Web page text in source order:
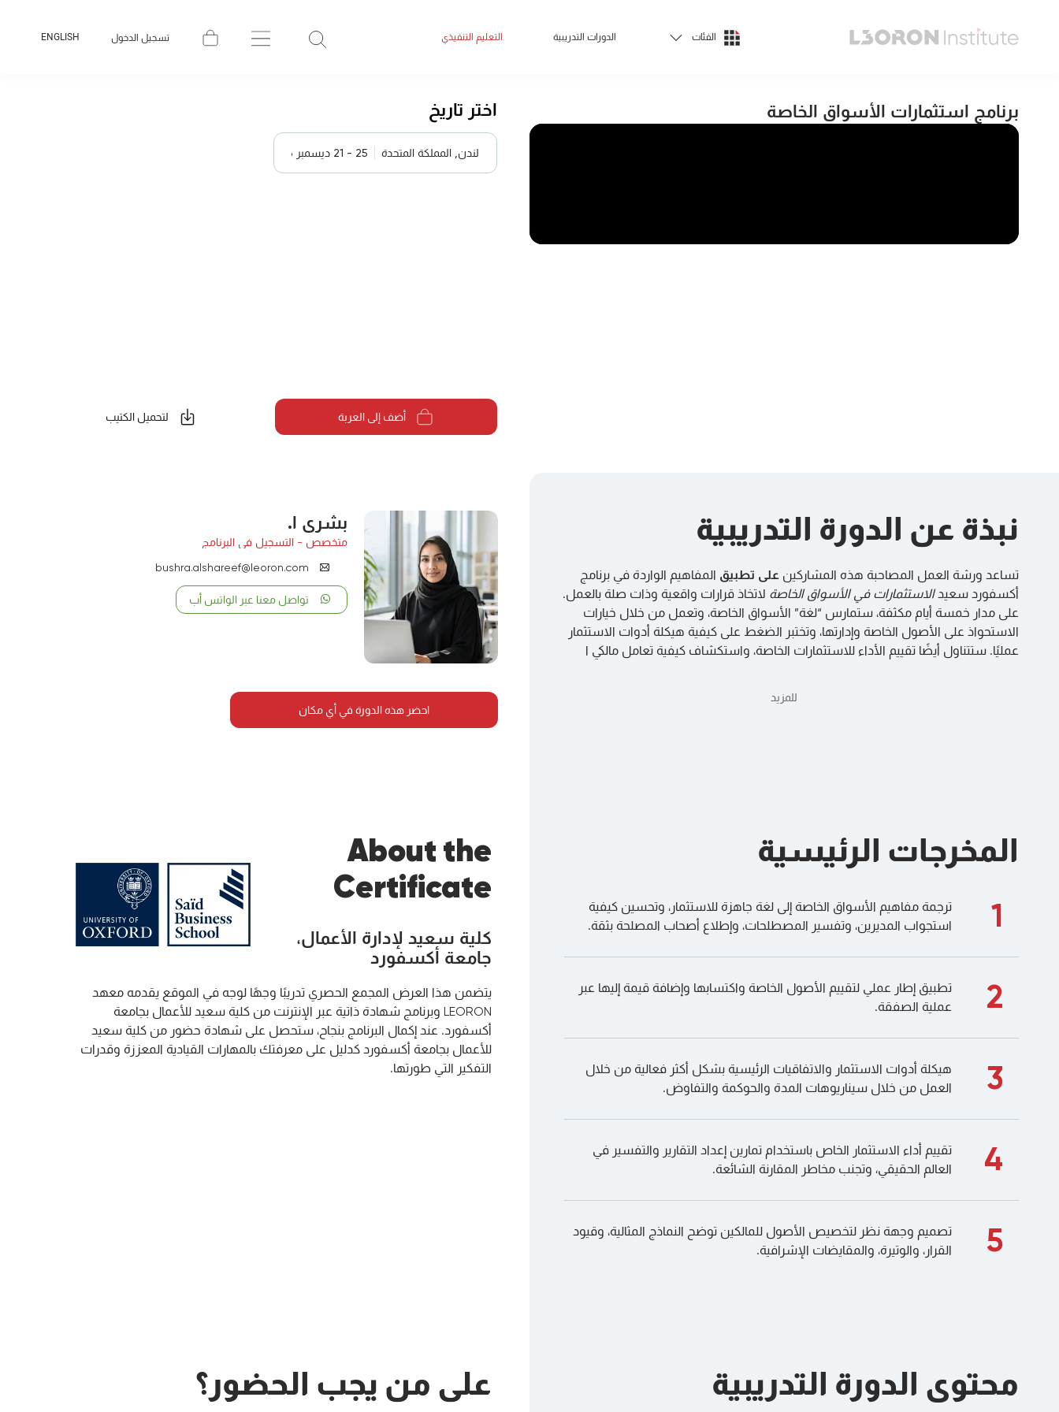
الفئات الدورات التدريبية التعليم التنفيذي تسجيل الدخول ENGLISH
برنامج استثمارات الأسواق الخاصة اختر تاريخ
لندن, المملكة المتحدة 25 - 21 ديسمبر 2026
أضف إلى العربة لتحميل الكتيب
نبذة عن الدورة التدريبية
تساعد ورشة العمل المصاحبة هذه المشاركينعلى تطبيق المفاهيم الواردة في برنامج
أكسفورد سعيدالاستثمارات في الأسواق الخاصة لاتخاذ قرارات واقعية وذات صلة بالعمل.
على مدار خمسة أيام مكثفة، ستمارس “لغة” الأسواق الخاصة، وتعمل من خلال خيارات
الاستحواذ على الأصول الخاصة وإدارتها، وتختبر الضغط على كيفية هيكلة أدوات الاستثمار
عمليًا. ستتناول أيضًا تقييم الأداء للاستثمارات الخاصة، واستكشاف كيفية تعامل مالكي ا
للمزيد
بشرى ا.
متخصص - التسجيل في البرنامج
bushra.alshareef@leoron.com
تواصل معنا عبر الواتس أب
احضر هذه الدورة في أي مكان
المخرجات الرئيسية
1
ترجمة مفاهيم الأسواق الخاصة إلى لغة جاهزة للاستثمار، وتحسين كيفية
استجواب المديرين، وتفسير المصطلحات، وإطلاع أصحاب المصلحة بثقة.
2
تطبيق إطار عملي لتقييم الأصول الخاصة واكتسابها وإضافة قيمة إليها عبر
عملية الصفقة.
3
هيكلة أدوات الاستثمار والاتفاقيات الرئيسية بشكل أكثر فعالية من خلال
العمل من خلال سيناريوهات المدة والحوكمة والتفاوض.
4
تقييم أداء الاستثمار الخاص باستخدام تمارين إعداد التقارير والتفسير في
العالم الحقيقي، وتجنب مخاطر المقارنة الشائعة.
5
تصميم وجهة نظر لتخصيص الأصول للمالكين توضح النماذج المثالية، وقيود
القرار، والوتيرة، والمقايضات الإشرافية.
About the
Certificate
كلية سعيد لإدارة الأعمال،
جامعة أكسفورد
يتضمن هذا العرض المجمع الحصري تدريبًا وجهًا لوجه في الموقع يقدمه معهد
LEORON وبرنامج شهادة ذاتية عبر الإنترنت من كلية سعيد للأعمال بجامعة
أكسفورد. عند إكمال البرنامج بنجاح، ستحصل على شهادة حضور من كلية سعيد
للأعمال بجامعة أكسفورد كدليل على معرفتك بالمهارات القيادية المعززة وقدرات
التفكير التي طورتها.
محتوى الدورة التدريبية على من يجب الحضور؟